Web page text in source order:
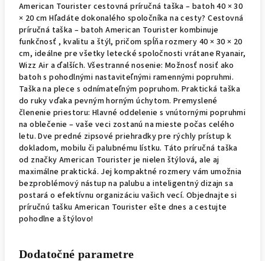
American Tourister cestovná príručná taška – batoh 40 × 30
× 20 cm Hľadáte dokonalého spoločníka na cesty? Cestovná
príručná taška – batoh American Tourister kombinuje
funkčnosť , kvalitu a štýl, pričom spĺňa rozmery 40 × 30 × 20
cm, ideálne pre všetky letecké spoločnosti vrátane Ryanair,
Wizz Air a ďalších. Všestranné nosenie: Možnosť nosiť ako
batoh s pohodlnými nastaviteľnými ramennými popruhmi.
Taška na plece s odnímateľným popruhom. Praktická taška
do ruky vďaka pevným horným úchytom. Premyslené
členenie priestoru: Hlavné oddelenie s vnútornými popruhmi
na oblečenie – vaše veci zostanú na mieste počas celého
letu. Dve predné zipsové priehradky pre rýchly prístup k
dokladom, mobilu či palubnému lístku. Táto príručná taška
od značky American Tourister je nielen štýlová, ale aj
maximálne praktická. Jej kompaktné rozmery vám umožnia
bezproblémový nástup na palubu a inteligentný dizajn sa
postará o efektívnu organizáciu vašich vecí. Objednajte si
príručnú tašku American Tourister ešte dnes a cestujte
pohodlne a štýlovo!
Dodatočné parametre